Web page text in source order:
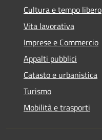
Cultura e tempo libero
Vita lavorativa
Imprese e Commercio
Appalti pubblici
Catasto e urbanistica
Turismo
Mobilità e trasporti